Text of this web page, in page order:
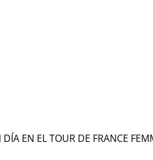
EN EL TOUR DE FRANCE